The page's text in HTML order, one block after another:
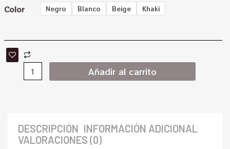
Color Negro Blanco Beige Khaki
Añadir al carrito
DESCRIPCIÓN INFORMACIÓN ADICIONAL
VALORACIONES (0)